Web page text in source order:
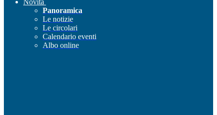
Novità
Panoramica
Le notizie
Le circolari
Calendario eventi
Albo online